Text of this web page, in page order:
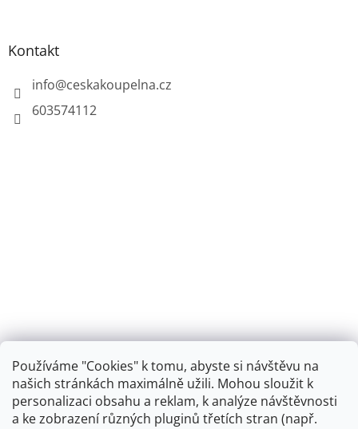
Používáme "Cookies" k tomu, abyste si návštěvu na
našich stránkách maximálně užili. Mohou sloužit k
personalizaci obsahu a reklam, k analýze návštěvnosti
a ke zobrazení různých pluginů třetích stran (např.
Kontakt
info@ceskakoupelna.cz
603574112
Retro koupelna